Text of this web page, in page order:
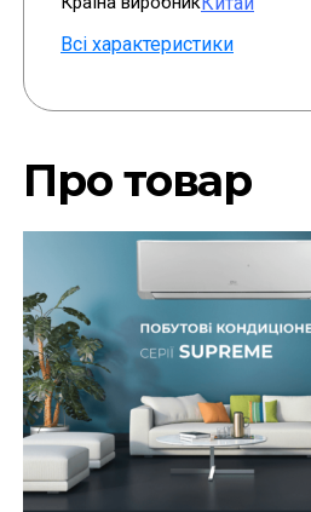
Всі характеристики
Про товар